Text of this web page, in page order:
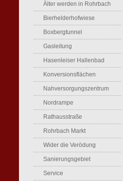
Älter werden in Rohrbach
Bierhelderhofwiese
Boxbergtunnel
Gasleitung
Hasenleiser Hallenbad
Konversionsflächen
Nahversorgungszentrum
Nordrampe
Rathausstraße
Rohrbach Markt
Wider die Verödung
Sanierungsgebiet
Service